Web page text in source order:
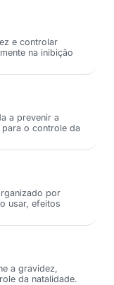
e controlar
na inibição
a prevenir a
o controle da
por
usar, efeitos
a gravidez,
da natalidade.